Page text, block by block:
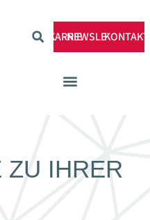
KARRIERE
NEWSLETTER
KONTAKT
ZU IHRER